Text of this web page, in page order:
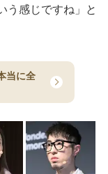
う感じですね」と
当に全